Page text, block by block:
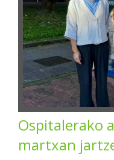
Ospitalerako
martxan